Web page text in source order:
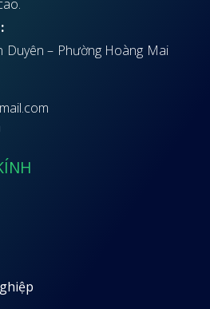
Duyên – Phường Hoàng Mai